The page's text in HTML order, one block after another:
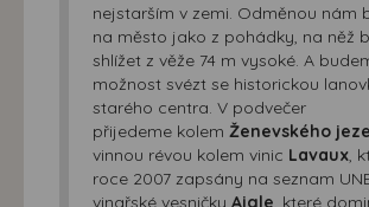
nejstarším v zemi. Odměnou nám
na město jako z pohádky, na něž
shlížet z věže 74 m vysoké. A
možnost svézt se historickou
starého centra. V podvečer
přijedeme kolem Ženevského
vinnou révou kolem vinic Lavaux ,
roce 2007 zapsány na seznam
vinařské vesničky Aigle , které